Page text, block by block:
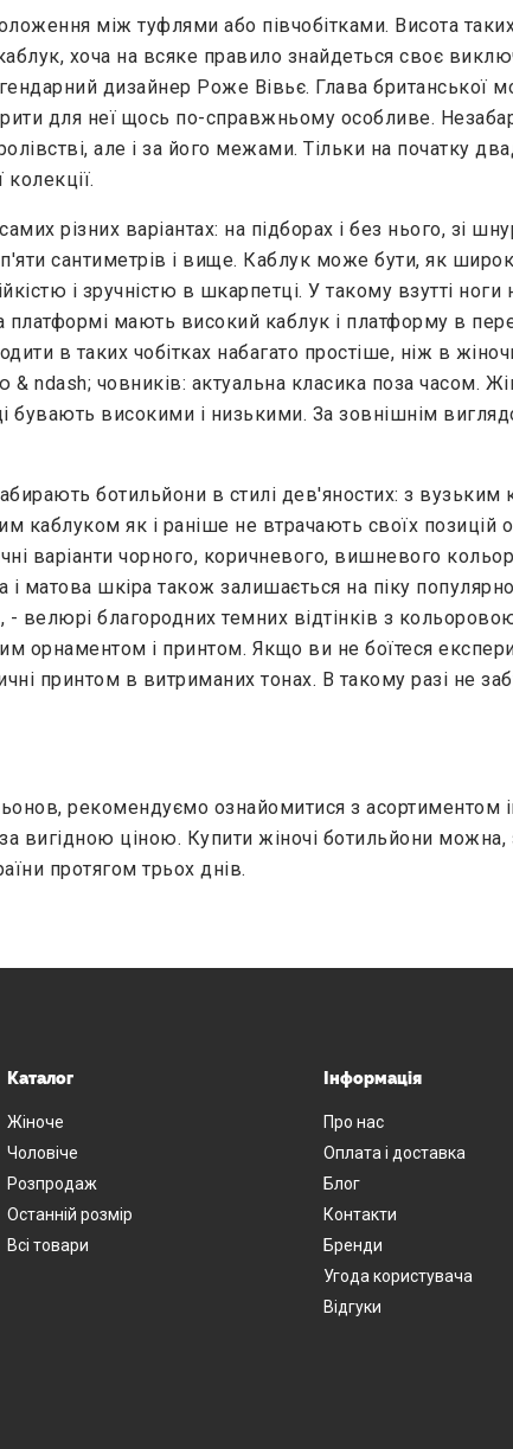
між туфлями або півчобітками. Висота
хоча на всяке правило знайдеться своє
дизайнер Роже Вівьє. Глава британської
для неї щось по-справжньому особливе.
але і за його межами. Тільки на початку
різних варіантах: на підборах і без нього, зі
сантиметрів і вище. Каблук може бути, як
і зручністю в шкарпетці. У такому взутті
мають високий каблук і платформу в
в таких чобітках набагато простіше, ніж в
ndash; човників: актуальна класика поза часом.
бувають високими і низькими. За зовнішнім
ботильйони в стилі дев'яностих: з
каблуком як і раніше не втрачають своїх позицій
варіанти чорного, коричневого, вишневого
і матова шкіра також залишається на піку
- велюрі благородних темних відтінків з
орнаментом і принтом. Якщо ви не боїтеся
принтом в витриманих тонах. В такому разі не
рекомендуємо ознайомитися з асортиментом
вигідною ціною. Купити жіночі ботильйони
протягом трьох днів.
Каталог
Жіноче
Чоловіче
Розпродаж
Останній розмір
Всі товари
Інформація
Про нас
Оплата і доставка
Блог
Контакти
Бренди
Угода користувача
Відгуки